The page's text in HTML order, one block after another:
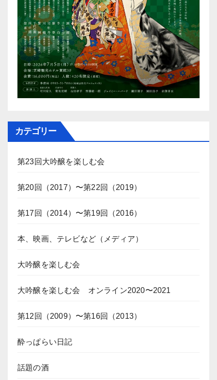
カテゴリー
第23回大吟醸を楽しむ会
第20回（2017）〜第22回（2019）
第17回（2014）〜第19回（2016）
本、映画、テレビなど（メディア）
大吟醸を楽しむ会
大吟醸を楽しむ会 オンライン2020〜2021
第12回（2009）〜第16回（2013）
酔っぱらい日記
話題の酒